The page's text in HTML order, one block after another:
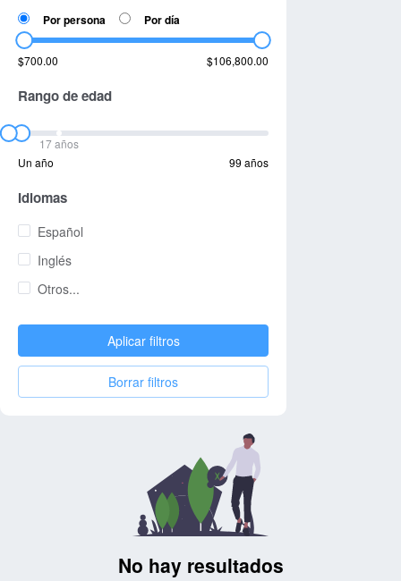
Por persona Por día
$700.00 $106,800.00
Rango de edad
17 años
Un año
99 años
Idiomas
Español
Inglés
Otros...
Aplicar filtros
Borrar filtros
No hay resultados